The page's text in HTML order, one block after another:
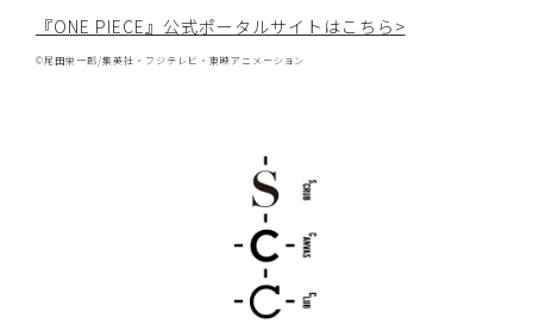
Mサイズでも良かったかも。
ップス(男女兼用)/トニートニー・チョッパー/S
​2 ​3
『ONE PIECE』公式ポータルサイトはこちら>
©尾田栄一郎/集英社・フジテレビ・東映アニメーション